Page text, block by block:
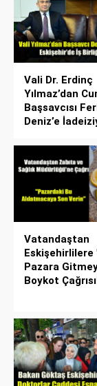
Vali Dr. Erdinç
Yılmaz’dan
Başsavcısı
Deniz’e
Vatandaştan
Pazara
Boykot